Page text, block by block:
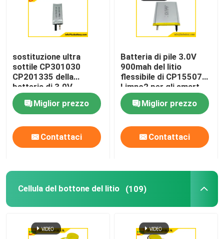
sostituzione ultra
sottile CP301030
CP201335 della
batteria di 3.0V
150mAh CMOS
Miglior prezzo
Contattaci
Batteria di pile 3.0V
900mah del litio
flessibile di CP155070
Limno2 per gli smart
card
Miglior prezzo
Contattaci
Cellula del bottone del litio (109)